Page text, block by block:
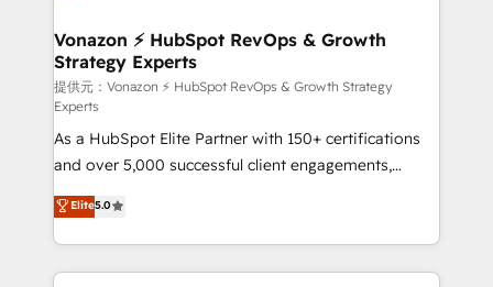
➤ L’intégration de CRM et de méthodologie RevOps
pour aligner les équipes marketing, commerciales et
support client (data migration, synchronisation API,
audit et maintenance) ➤ La création de sites internet
de conversion qui transforment les visiteurs en
opportunités d'affaires ➤ La mise en place de
stratégies d'acquisition marketing (SEO, SEA,
inbound, automatisation marketing, ABM, IA,
emailing) Informations clés : - 10 ans d'expérience -
100+ intégrations CRM HubSpot réussies - 40
Vonazon ⚡ HubSpot RevOps & Growth
Strategy Experts
提供元：Vonazon ⚡ HubSpot RevOps & Growth Strategy
Experts
As a HubSpot Elite Partner with 150+ certifications
and over 5,000 successful client engagements,
Vonazon turns marketing complexity into
measurable, scalable growth. From onboarding to
enterprise-grade campaigns, our in-house team
builds scalable strategies that drive long-term
Elite5.0